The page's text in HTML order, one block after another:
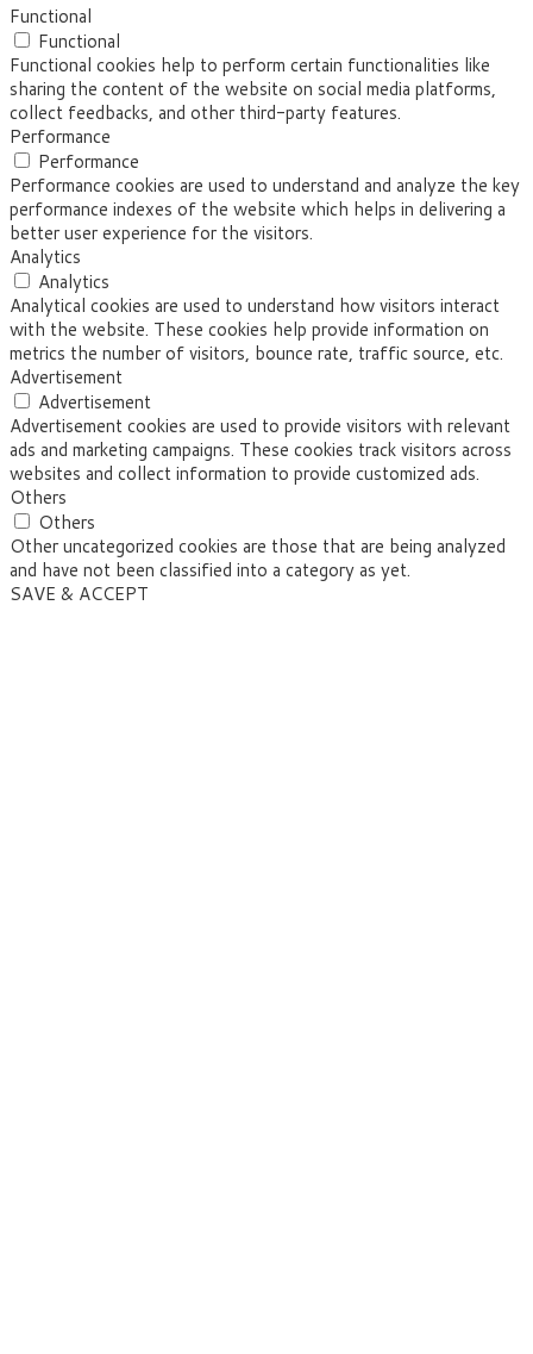
Functional
Functional
Functional cookies help to perform certain functionalities like
sharing the content of the website on social media platforms,
collect feedbacks, and other third-party features.
Performance
Performance
Performance cookies are used to understand and analyze the key
performance indexes of the website which helps in delivering a
better user experience for the visitors.
Analytics
Analytics
Analytical cookies are used to understand how visitors interact
with the website. These cookies help provide information on
metrics the number of visitors, bounce rate, traffic source, etc.
Advertisement
Advertisement
Advertisement cookies are used to provide visitors with relevant
ads and marketing campaigns. These cookies track visitors across
websites and collect information to provide customized ads.
Others
Others
Other uncategorized cookies are those that are being analyzed
and have not been classified into a category as yet.
SAVE & ACCEPT